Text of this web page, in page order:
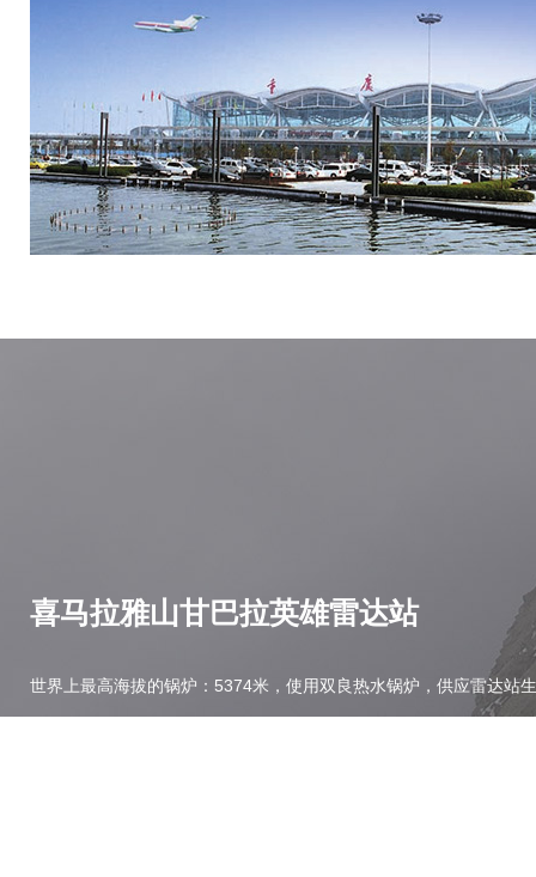
喜马拉雅山甘巴拉英雄雷达站
世界上最高海拔的锅炉：5374米，使用双良热水锅炉，供应雷达站